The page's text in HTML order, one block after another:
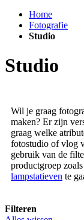
Home
Fotografie
Studio
Studio
Wil je graag
maken? Er zijn
graag welke
fotostudio of vlog
gebruik van de
productgroep zoals
lampstatieven te
Filteren